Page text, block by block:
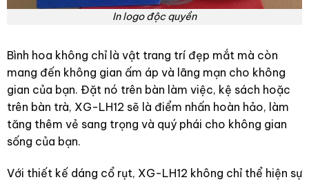
In logo độc quyền
Bình hoa không chỉ là vật trang trí đẹp mắt mà còn
mang đến không gian ấm áp và lãng mạn cho không
gian của bạn. Đặt nó trên bàn làm việc, kệ sách hoặc
trên bàn trà, XG-LH12 sẽ là điểm nhấn hoàn hảo, làm
tăng thêm vẻ sang trọng và quý phái cho không gian
sống của bạn.
Với thiết kế dáng cổ rụt, XG-LH12 không chỉ thể hiện sự